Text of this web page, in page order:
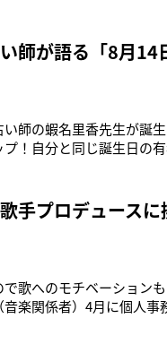
のこと。チャリティーマ
師が語る「8月
師の蝦名里香先生が誕
！自分と同じ誕生日の
は「バランスを大切に」
たのは1
プロデュースに
で歌へのモチベーション
楽関係者）4月に個人